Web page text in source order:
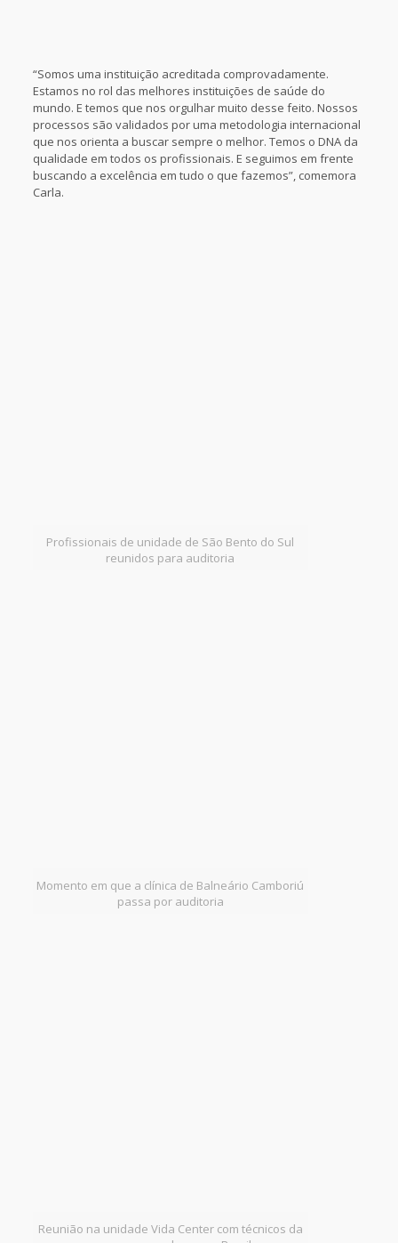
“Somos uma instituição acreditada comprovadamente.
Estamos no rol das melhores instituições de saúde do
mundo. E temos que nos orgulhar muito desse feito. Nossos
processos são validados por uma metodologia internacional
que nos orienta a buscar sempre o melhor. Temos o DNA da
qualidade em todos os profissionais. E seguimos em frente
buscando a excelência em tudo o que fazemos”, comemora
Carla.
Profissionais de unidade de São Bento do Sul
reunidos para auditoria
Momento em que a clínica de Balneário Camboriú
passa por auditoria
Reunião na unidade Vida Center com técnicos da